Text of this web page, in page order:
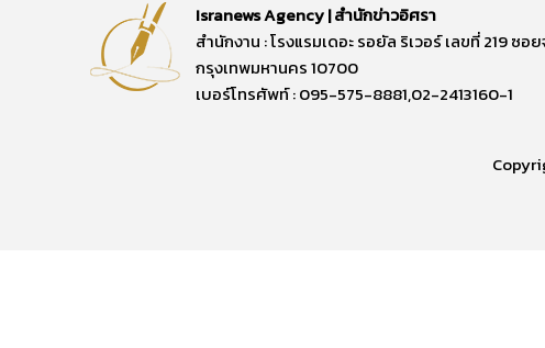
Isranews Agency | สำนักข่าวอิศรา
สำนักงาน : โรงแรมเดอะ รอยัล ริเวอร์ เลขที่ 219
กรุงเทพมหานคร 10700
เบอร์โทรศัพท์ : 095-575-8881,02-2413160-1